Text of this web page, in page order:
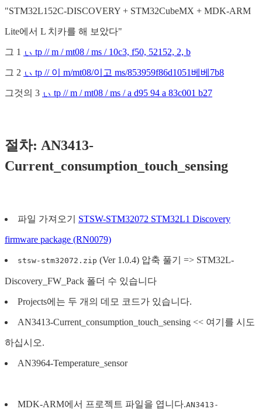
"STM32L152C-DISCOVERY + STM32CubeMX + MDK-ARM
Lite에서 L 치카를 해 보았다"
그 1 ぃ tp // m / mt08 / ms / 10c3, f50, 52152, 2, b
그 2 ぃ tp // 이 m/mt08/이고 ms/853959f86d1051베베7b8
그것의 3 ぃ tp // m / mt08 / ms / a d95 94 a 83c001 b27
절차: AN3413-
Current_consumption_touch_sensing
파일 가져오기 STSW-STM32072 STM32L1 Discovery
firmware package (RN0079)
stsw-stm32072.zip (Ver 1.0.4) 압축 풀기 => STM32L-
Discovery_FW_Pack 폴더 수 있습니다
Projects에는 두 개의 데모 코드가 있습니다.
AN3413-Current_consumption_touch_sensing << 여기를 시도
하십시오.
AN3964-Temperature_sensor
MDK-ARM에서 프로젝트 파일을 엽니다.AN3413-